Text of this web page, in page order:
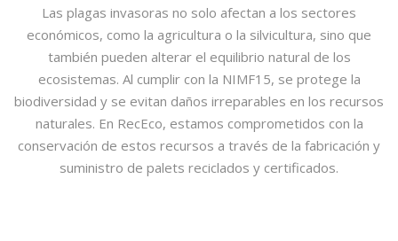
Las plagas invasoras no solo afectan a los sectores
económicos, como la agricultura o la silvicultura, sino que
también pueden alterar el equilibrio natural de los
ecosistemas. Al cumplir con la NIMF15, se protege la
biodiversidad y se evitan daños irreparables en los recursos
naturales. En RecEco, estamos comprometidos con la
conservación de estos recursos a través de la fabricación y
suministro de palets reciclados y certificados.